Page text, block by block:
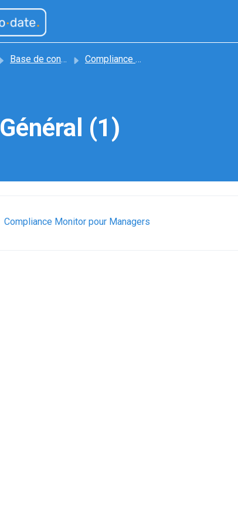
Base de connaissances Compliance Monitor
Général (1)
Compliance Monitor pour Managers